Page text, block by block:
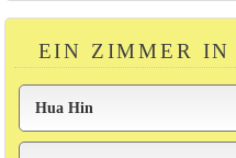
EIN ZIMMER